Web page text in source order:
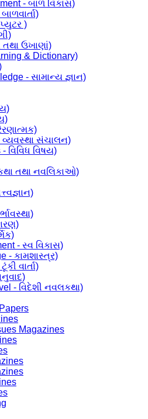
- બાળ વિકાસ)
)
તથા ઉખાણાં)
& Dictionary)
- સામાન્ય જ્ઞાન)
વ્યવસ્થા સંચાલન)
વિવિધ વિષય)
તથા નવલિકાઓ)
- સ્વ વિકાસ)
- કામશાસ્ત્ર)
વાર્તા)
- વિદેશી નવલકથા)
Magazines